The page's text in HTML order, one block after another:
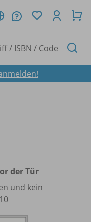
der Tür
und kein